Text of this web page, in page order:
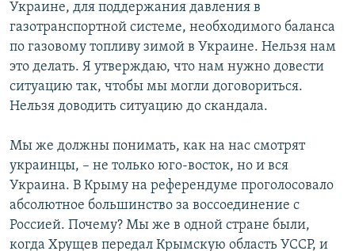
Украине, для поддержания давления в
газотранспортной системе, необходимого баланса
по газовому топливу зимой в Украине. Нельзя нам
это делать. Я утверждаю, что нам нужно довести
ситуацию так, чтобы мы могли договориться.
Нельзя доводить ситуацию до скандала.
Мы же должны понимать, как на нас смотрят
украинцы, – не только юго-восток, но и вся
Украина. В Крыму на референдуме проголосовало
абсолютное большинство за воссоединение с
Россией. Почему? Мы же в одной стране были,
когда Хрущев передал Крымскую область УССР, и